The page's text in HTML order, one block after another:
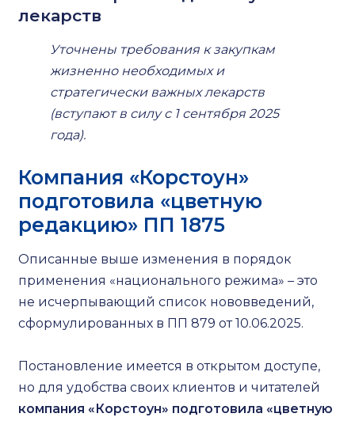
лекарств
Уточнены требования к закупкам
жизненно необходимых и
стратегически важных лекарств
(вступают в силу с 1 сентября 2025
года).
Компания «Корстоун»
подготовила «цветную
редакцию» ПП 1875
Описанные выше изменения в порядок
применения «национального режима» – это
не исчерпывающий список нововведений,
сформулированных в ПП 879 от 10.06.2025.
Постановление имеется в открытом доступе,
но для удобства своих клиентов и читателей
компания «Корстоун» подготовила «цветную